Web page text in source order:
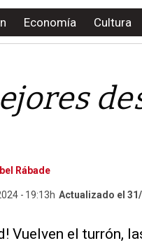
Economía Cultura
Rábade
19:13h Actualizado el
Vuelven el turrón,